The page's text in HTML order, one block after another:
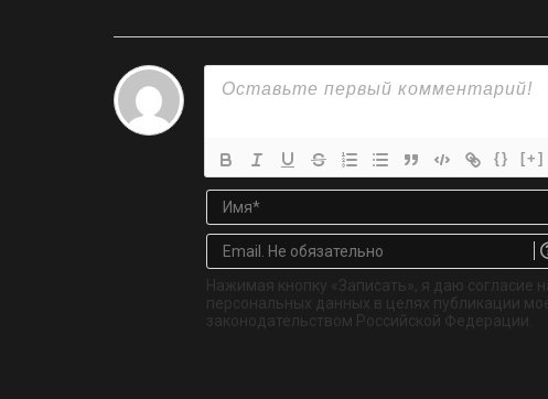
{} [+]
Нажимая кнопку «Записать», я даю согласие
персональных данных в целях публикации
законодательством Российской Федерации.